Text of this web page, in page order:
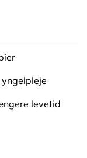
levetid